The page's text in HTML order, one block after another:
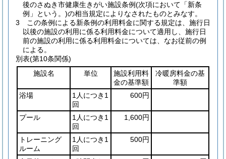
後のさぬき市健康生きがい施設条例(次項において「新条
例」という。)の相当規定によりなされたものとみなす。
3
この条例による新条例の利用料金に関する規定は、施行日
以後の施設の利用に係る利用料金について適用し、施行日
前の施設の利用に係る利用料金については、なお従前の例
による。
別表(第10条関係)
施設名
単位
施設利用料
金の基準額
冷暖房料金の基
準額
浴場
1人につき1
回
600円
プール
1人につき1
回
1,600円
トレーニング
ルーム
1人につき1
回
500円